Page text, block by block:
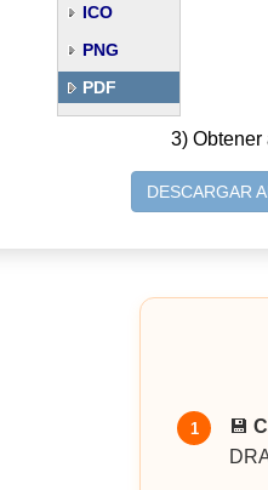
ICO
PNG
PDF
3)
DESCARGAR
1 💾